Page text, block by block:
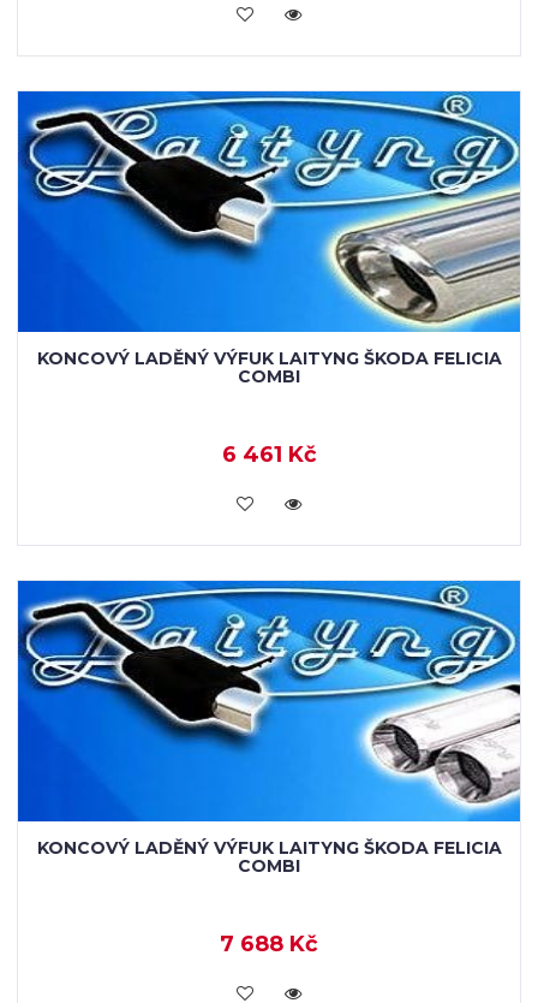
VLOŽIT DO KOŠÍKU
KONCOVÝ LADĚNÝ VÝFUK LAITYNG ŠKODA FELICIA
COMBI
6 461 Kč
VLOŽIT DO KOŠÍKU
KONCOVÝ LADĚNÝ VÝFUK LAITYNG ŠKODA FELICIA
COMBI
7 688 Kč
VLOŽIT DO KOŠÍKU